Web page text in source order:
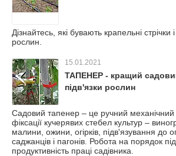
Дізнайтесь, які бувають крапельні
рослин.
15.01.2021
ТАПЕНЕР - кращий
підв'язки рослин
Садовий тапенер – це ручний механічний
фіксації кучерявих стебел культур –
малини, ожини, огірків, підв'язування до
саджанців і пагонів. Робота на порядок
продуктивність праці садівника.